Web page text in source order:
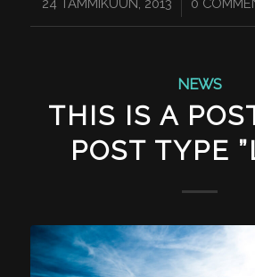
24 TAMMIKUUN, 2013 0
NEWS
THIS IS A
POST TYPE